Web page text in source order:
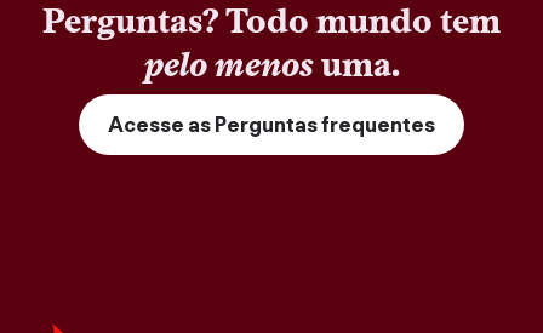
Perguntas? Todo mundo tem
pelo menosuma.
Acesse as Perguntas frequentes